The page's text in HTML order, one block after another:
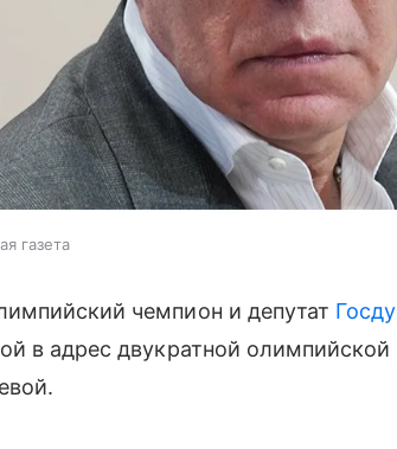
газета
чемпион и депутат
в адрес двукратной